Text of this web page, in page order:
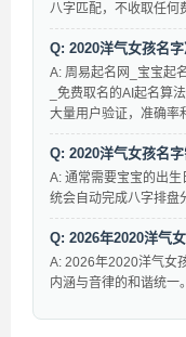
八字匹配，不收取任何
Q: 2020洋气女孩名字
A: 周易起名网_宝宝起
_免费取名的AI起名算
大量用户验证，准确率
Q: 2020洋气女孩名字
A: 通常需要宝宝的出
统会自动完成八字排盘
Q: 2026年2020洋气
A: 2026年2020洋气女
内涵与音律的和谐统一。